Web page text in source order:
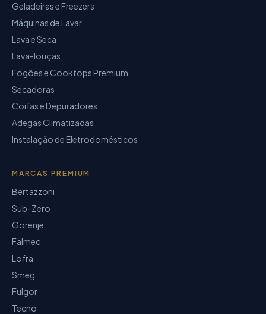
Geladeiras e Freezers
Máquinas de Lavar
Lava e Seca
Lava-louças
Fogões e Cooktops Premium
Secadoras
Coifas e Depuradores
Adegas Climatizadas
Instalação de Eletrodomésticos
MARCAS PREMIUM
Bertazzoni
Sub-Zero
Gorenje
Falmec
Lofra
Smeg
Fulgor
Tecno